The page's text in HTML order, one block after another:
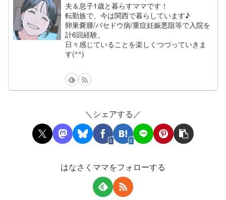
夫＆息子1歳と暮らすママです！
転勤族で、今は関西で暮らしています♪
卵巣嚢腫/バセドウ病/重症妊娠悪阻等で入院を
計6回経験。
日々感じていることを楽しくつづっていきま
す(^^)
＼シェアする／
0 0
はなさくママをフォローする